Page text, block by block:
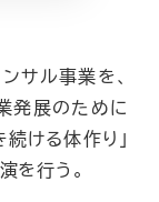
サル事業を、
発展のために
ける体作り」
を行う。